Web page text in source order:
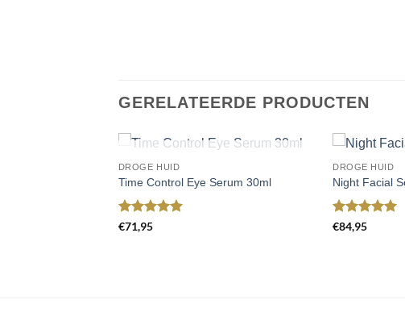
GERELATEERDE PRODUCTEN
Toevoegen
UITVERKOCHT
DROGE HUID
Time Control Eye Serum 30ml
Gewaardeerd
€71,95
DROGE HUID
Night Facial
Gewaardeerd
€84,95